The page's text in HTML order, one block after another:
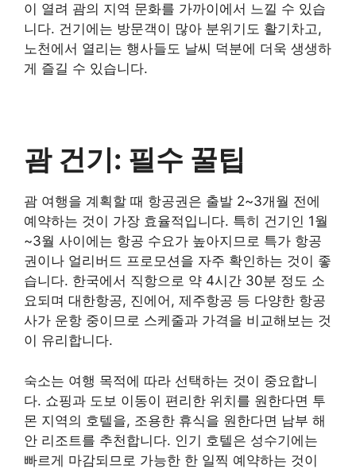
이 열려 괌의 지역 문화를 가까이에서 느낄 수 있습
니다. 건기에는 방문객이 많아 분위기도 활기차고,
노천에서 열리는 행사들도 날씨 덕분에 더욱 생생하
게 즐길 수 있습니다.
괌 건기: 필수 꿀팁
괌 여행을 계획할 때 항공권은 출발 2~3개월 전에
예약하는 것이 가장 효율적입니다. 특히 건기인 1월
~3월 사이에는 항공 수요가 높아지므로 특가 항공
권이나 얼리버드 프로모션을 자주 확인하는 것이 좋
습니다. 한국에서 직항으로 약 4시간 30분 정도 소
요되며 대한항공, 진에어, 제주항공 등 다양한 항공
사가 운항 중이므로 스케줄과 가격을 비교해보는 것
이 유리합니다.
숙소는 여행 목적에 따라 선택하는 것이 중요합니
다. 쇼핑과 도보 이동이 편리한 위치를 원한다면 투
몬 지역의 호텔을, 조용한 휴식을 원한다면 남부 해
안 리조트를 추천합니다. 인기 호텔은 성수기에는
빠르게 마감되므로 가능한 한 일찍 예약하는 것이